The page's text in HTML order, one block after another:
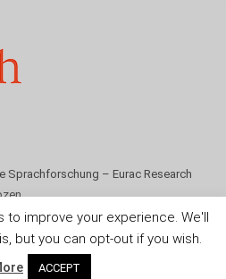
Sprachforschung – Eurac Research
improve your experience. We'll
but you can opt-out if you wish.
ACCEPT